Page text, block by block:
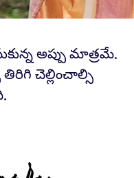
అప్పు మాత్రమే.
తిరిగి చెల్లించాల్సి